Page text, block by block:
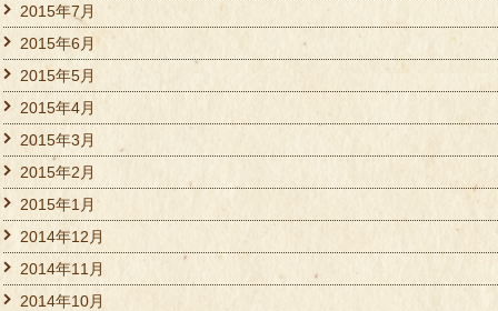
2015年7月
2015年6月
2015年5月
2015年4月
2015年3月
2015年2月
2015年1月
2014年12月
2014年11月
2014年10月